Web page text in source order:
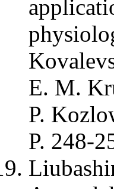
E. M.
P.
P. 248-